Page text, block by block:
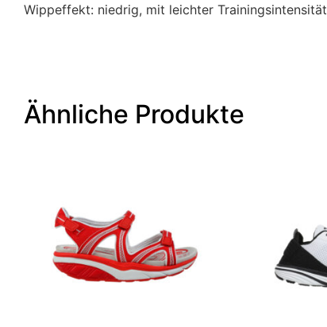
Wippeffekt: niedrig, mit leichter Trainingsintensität
Ähnliche Produkte